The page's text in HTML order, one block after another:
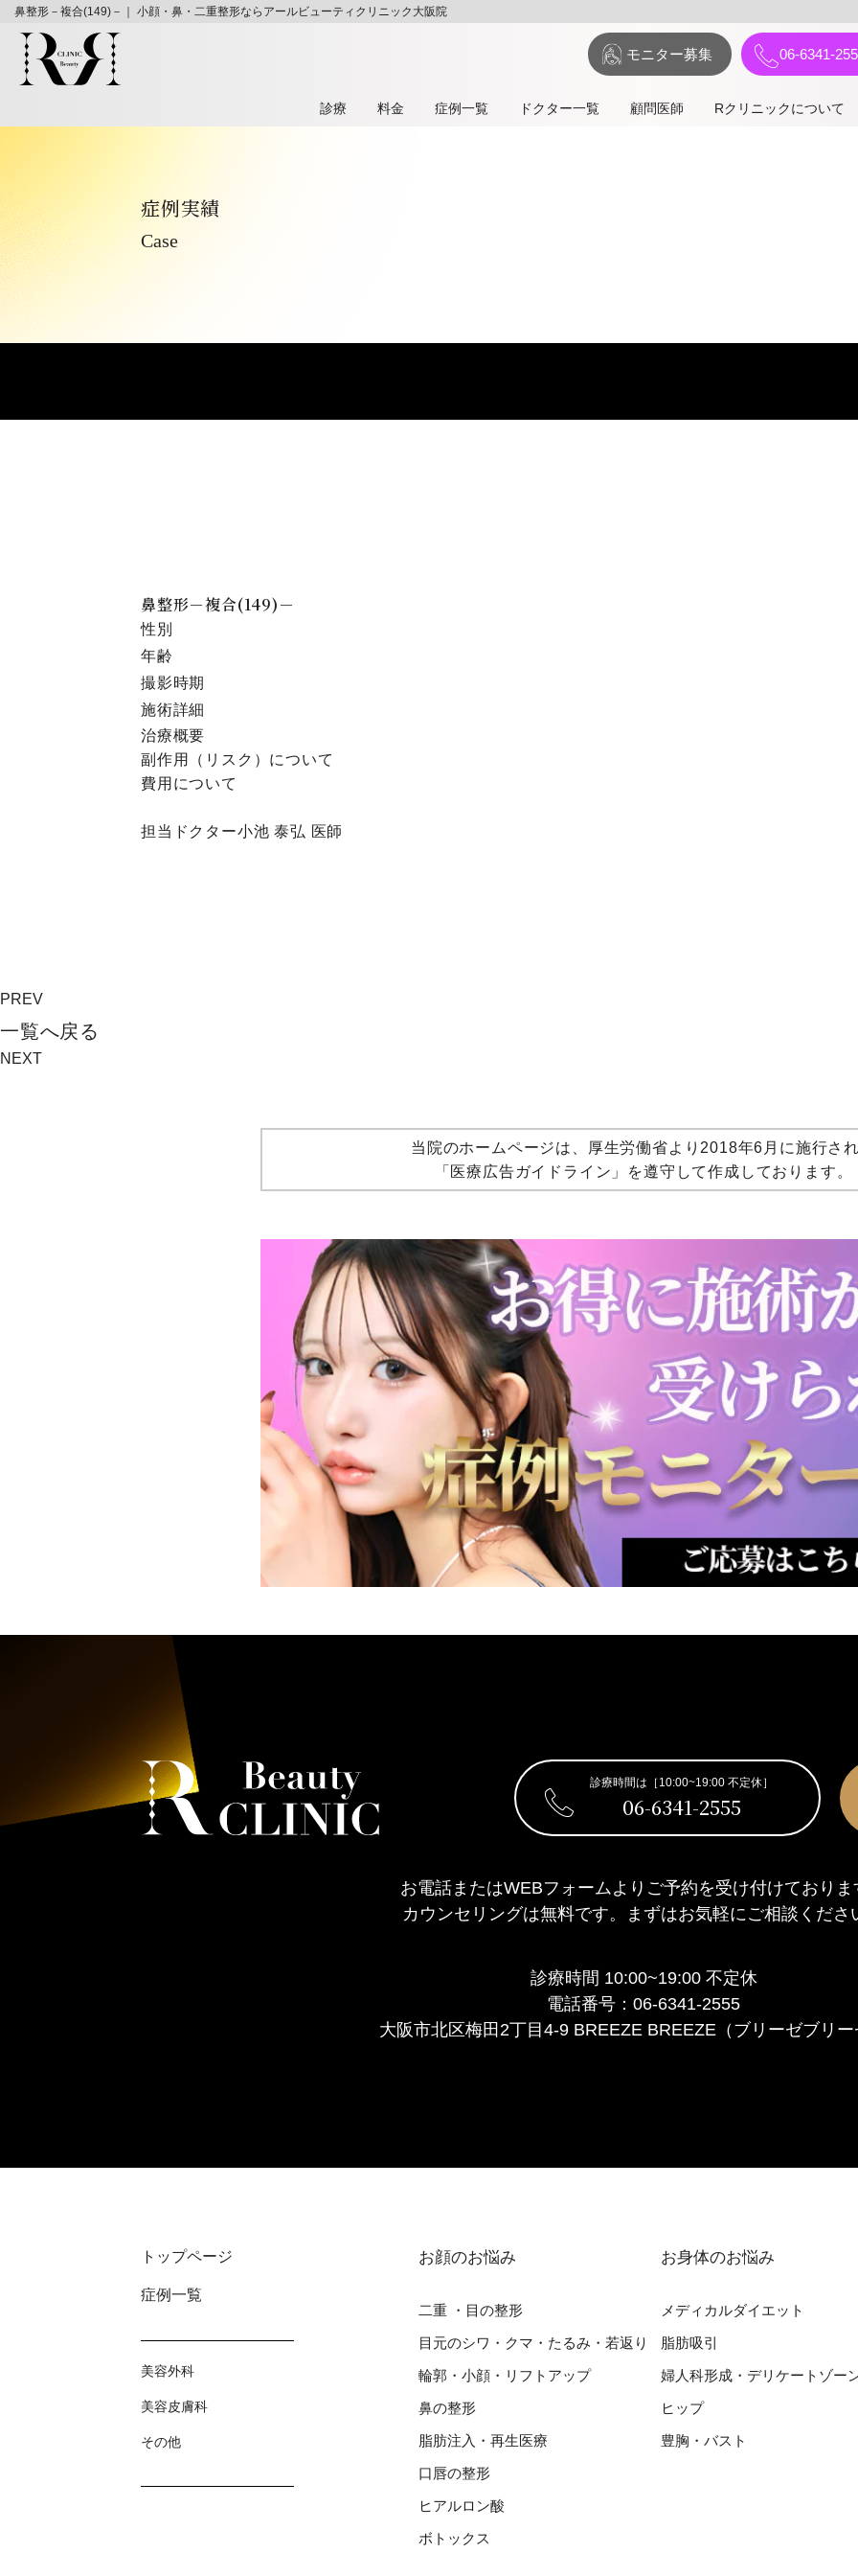
鼻整形－複合(149)－｜ 小顔・鼻・二重整形ならアールビューティクリニック大阪院
モニター募集 06-6341-
診療 料⾦ 症例⼀覧 ドクター一覧 顧問医師 Rクリニックについて
症例実績
Case
鼻整形－複合(149)－
性別
年齢
撮影時期
施術詳細
治療概要
副作⽤（リスク）について
費⽤について
担当ドクター小池 泰弘 医師
PREV
⼀覧へ戻る
NEXT
当院のホームページは、厚生労働省より2018年6月に施行さ
「医療広告ガイドライン」を遵守して作成しております。
診療時間は［10:00~19:00 不定休］
06-6341-2555
お電話またはWEBフォームより ご予約を受け付けておりま
カウンセリングは無料です。
まずはお気軽にご相談くださ
診療時間 10:00~19:00 不定休
電話番号：06-6341-2555
大阪市北区梅田2丁目4-9 BREEZE BREEZE（ブリーゼブリ
トップページ
症例⼀覧
美容外科
美容⽪膚科
その他
お顔のお悩み
⼆重 ・⽬の整形
⽬元のシワ・クマ・たるみ・若返り
輪郭・⼩顔・リフトアップ
⿐の整形
脂肪注入・再生医療
⼝唇の整形
ヒアルロン酸
ボトックス
お⾝体のお悩み
メディカルダイエット
脂肪吸引
婦⼈科形成・デリケートゾー
ヒップ
豊胸・バスト